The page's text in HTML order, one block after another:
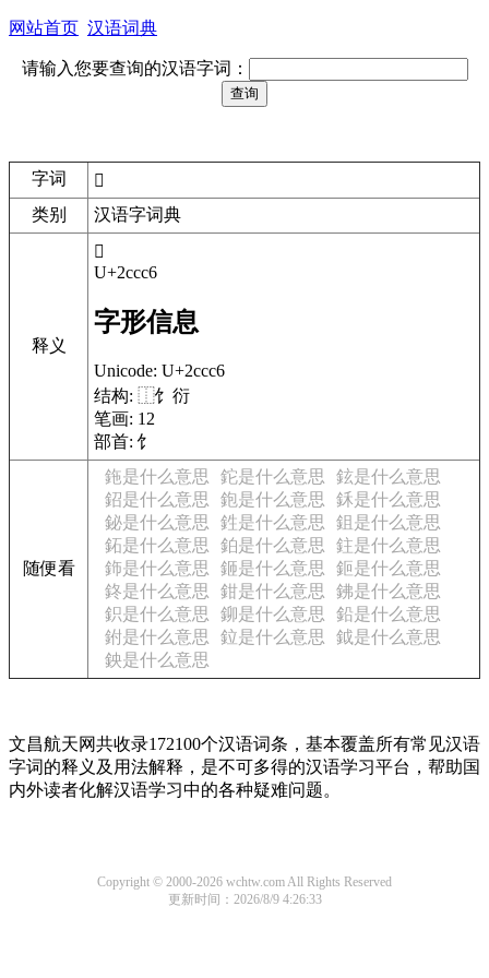
网站首页 汉语词典
请输入您要查询的汉语字词：
字词
𬳆
类别
汉语字词典
释义
𬳆
U+2ccc6
字形信息
Unicode: U+2ccc6
结构: ⿰饣衍
笔画: 12
部首: 饣
随便看
鉇是什么意思 鉈是什么意思
鉉是什么意思
鉊是什么意思
鉋是什么意思
鉌是什么意思
鉍是什么意思
鉎是什么意思
鉏是什么意思
鉐是什么意思
鉑是什么意思
鉒是什么意思
鉓是什么意思
鉔是什么意思
鉕是什么意思
鉖是什么意思
鉗是什么意思
鉘是什么意思
鉙是什么意思
鉚是什么意思
鉛是什么意思
鉜是什么意思
鉝是什么意思
鉞是什么意思
鉠是什么意思
文昌航天网共收录172100个汉语词条，基本覆盖所有常见汉语
字词的释义及用法解释，是不可多得的汉语学习平台，帮助国
内外读者化解汉语学习中的各种疑难问题。
Copyright © 2000-2026 wchtw.com All Rights Reserved
更新时间：2026/8/9 4:26:33